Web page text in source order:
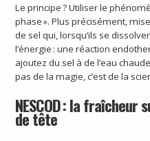
Le principe ? Utiliser le
phase ». Plus précisément,
de sel qui, lorsqu’ils se
l’énergie : une réaction
ajoutez du sel à de l’eau
pas de la magie, c’est de la
NESCOD : la fraîcheur
de tête